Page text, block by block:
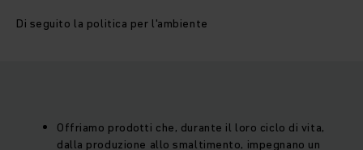
Di seguito la politica per l'ambiente
Offriamo prodotti che, durante il loro ciclo di vita,
dalla produzione allo smaltimento, impegnano un